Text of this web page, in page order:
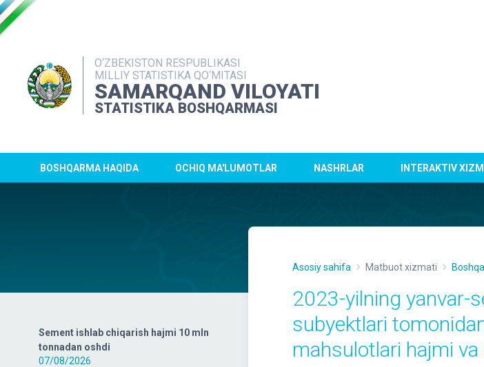
O‘ZBEKISTON RESPUBLIKASI
MILLIY STATISTIKA QO‘MITASI
SAMARQAND VILOYATI
STATISTIKA BOSHQARMASI
BOSHQARMA HAQIDA OCHIQ MA'LUMOTLAR NASHRLAR INTERAKTIV
Sement ishlab chiqarish hajmi 10 mln
tonnadan oshdi
07/08/2026
Asosiy sahifa Matbuot xizmati
2023-yilning yanvar-
subyektlari
mahsulotlari hajmi va